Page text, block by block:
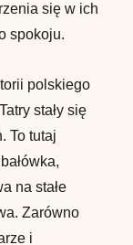
się w ich
spokoju.
polskiego
stały się
To tutaj
na stałe
Zarówno
i